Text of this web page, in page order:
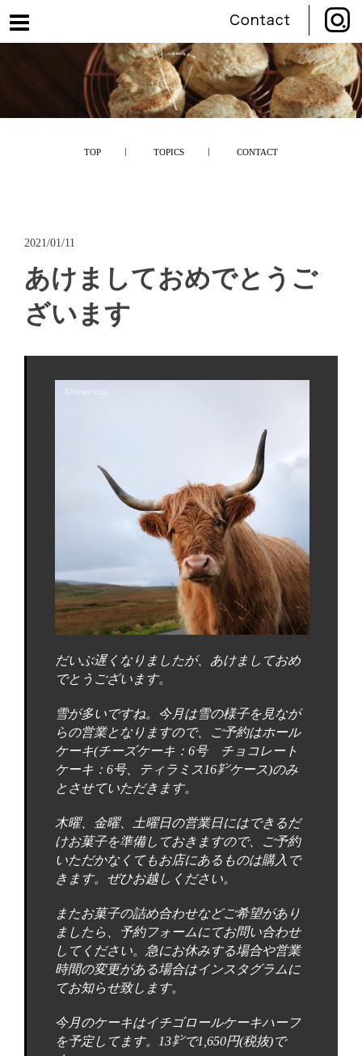
ン
テ
ス
TOP TOPICS CONTACT
2021/01/11
あけましておめでとうご
ざいます
だいぶ遅くなりましたが、あけましておめ
でとうございます。
雪が多いですね。今月は雪の様子を見なが
らの営業となりますので、ご予約はホール
ケーキ(チーズケーキ：6号 チョコレート
ケーキ：6号、ティラミス16㌢ケース)のみ
とさせていただきます。
木曜、金曜、土曜日の営業日にはできるだ
けお菓子を準備しておきますので、ご予約
いただかなくてもお店にあるものは購入で
きます。ぜひお越しください。
またお菓子の詰め合わせなどご希望があり
ましたら、予約フォームにてお問い合わせ
してください。急にお休みする場合や営業
時間の変更がある場合はインスタグラムに
てお知らせ致します。
今月のケーキはイチゴロールケーキハーフ
を予定してます。13㌢で1,650円(税抜)で